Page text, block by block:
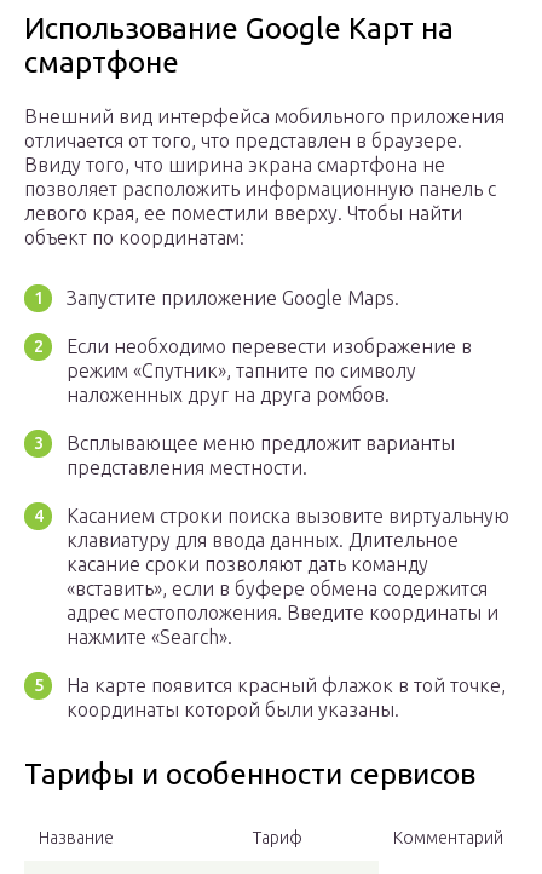
Использование Google Карт на
смартфоне
Внешний вид интерфейса мобильного приложения
отличается от того, что представлен в браузере.
Ввиду того, что ширина экрана смартфона не
позволяет расположить информационную панель с
левого края, ее поместили вверху. Чтобы найти
объект по координатам:
Запустите приложение Google Maps.
Если необходимо перевести изображение в
режим «Спутник», тапните по символу
наложенных друг на друга ромбов.
Всплывающее меню предложит варианты
представления местности.
Касанием строки поиска вызовите виртуальную
клавиатуру для ввода данных. Длительное
касание сроки позволяют дать команду
«вставить», если в буфере обмена содержится
адрес местоположения. Введите координаты и
нажмите «Search».
На карте появится красный флажок в той точке,
координаты которой были указаны.
Тарифы и особенности сервисов
Название Тариф Комментарий